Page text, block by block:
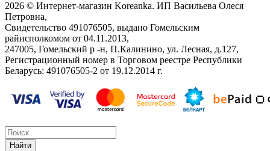
2026 © Интернет-магазин Koreanka. ИП Васильева Олеся
Петровна,
Свидетельство ‎491076505, выдано Гомельским
райисполкомом от 04.11.2013,
247005, Гомельский р -н, П.Калинино, ул. Лесная, д.127,
Регистрационный номер в Торговом реестре Республики
Беларусь: ‎491076505-2 от 19.12.2014 г.
Найти